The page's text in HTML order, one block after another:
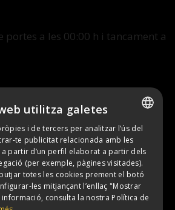
portes a les 00:00 h i tancament a
SPANISH
CATALAN
utilitza galetes
i de tercers per analitzar l’ús del
te publicitat relacionada amb les
partir d’un perfil elaborat a partir dels
(per exemple, pàgines visitades).
totes les cookies prement el botó
les mitjançant l’enllaç "Mostrar
informació, consulta la nostra Política de